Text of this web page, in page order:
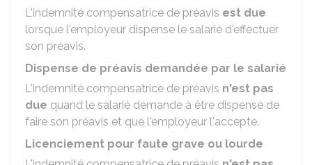
L'indemnité compensatrice de préavis est due
lorsque l'employeur dispense le salarié d'effectuer
son préavis.
Dispense de préavis demandée par le salarié
L'indemnité compensatrice de préavis n'est pas
due quand le salarié demande à être dispensé de
faire son préavis et que l'employeur l'accepte.
Licenciement pour faute grave ou lourde